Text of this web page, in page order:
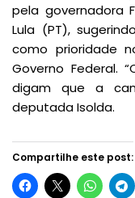
pela governadora
Lula (PT),
como prioridade
Governo Federal.
digam que a
deputada Isolda.
Compartilhe este post: